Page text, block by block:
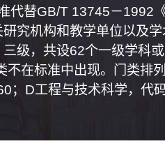
替GB/T 13745－1992
究机构和教学单位以及
级，共设62个一级学科
在标准中出现。门类排
D工程与技术科学，代